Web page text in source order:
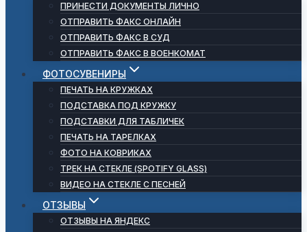
ПРИНЕСТИ ДОКУМЕНТЫ ЛИЧНО
ОТПРАВИТЬ ФАКС ОНЛАЙН
ОТПРАВИТЬ ФАКС В СУД
ОТПРАВИТЬ ФАКС В ВОЕНКОМАТ
ФОТОСУВЕНИРЫ
ПЕЧАТЬ НА КРУЖКАХ
ПОДСТАВКА ПОД КРУЖКУ
ПОДСТАВКИ ДЛЯ ТАБЛИЧЕК
ПЕЧАТЬ НА ТАРЕЛКАХ
ФОТО НА КОВРИКАХ
ТРЕК НА СТЕКЛЕ (SPOTIFY GLASS)
ВИДЕО НА СТЕКЛЕ С ПЕСНЕЙ
ОТЗЫВЫ
ОТЗЫВЫ НА ЯНДЕКС